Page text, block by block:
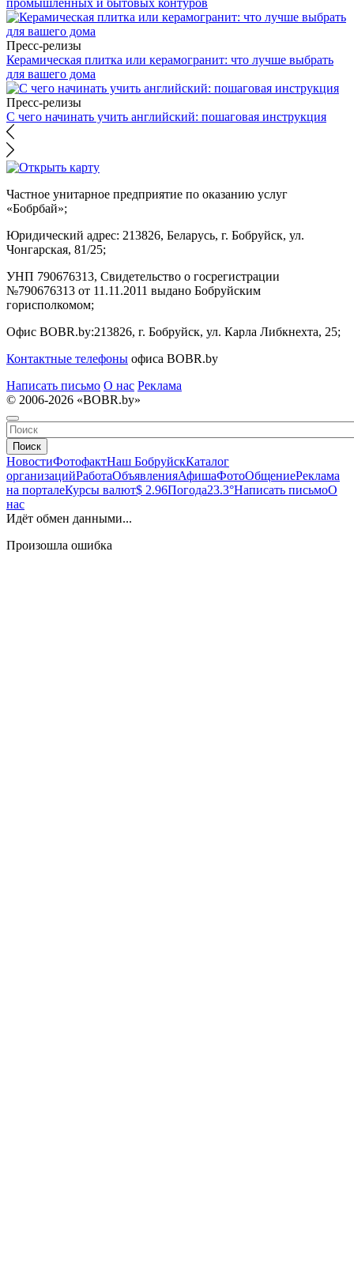
Пресс-релизы
Керамическая плитка или керамогранит: что лучше выбрать
для вашего дома
Пресс-релизы
С чего начинать учить английский: пошаговая инструкция
Частное унитарное предприятие по оказанию услуг
«Бобрбай»;
Юридический адрес: 213826, Беларусь, г. Бобруйск, ул.
Чонгарская, 81/25;
УНП 790676313, Свидетельство о госрегистрации
№790676313 от 11.11.2011 выдано Бобруйским
горисполкомом;
Офис BOBR.by:213826, г. Бобруйск, ул. Карла Либкнехта, 25;
Контактные телефоны офиса BOBR.by
Написать письмо О нас Реклама
© 2006-2026 «BOBR.by»
Поиск
НовостиФотофактНаш БобруйскКаталог
организацийРаботаОбъявленияАфишаФотоОбщениеРеклама
на порталеКурсы валют$ 2.96Погода23.3°Написать письмоО
нас
Идёт обмен данными...
Произошла ошибка